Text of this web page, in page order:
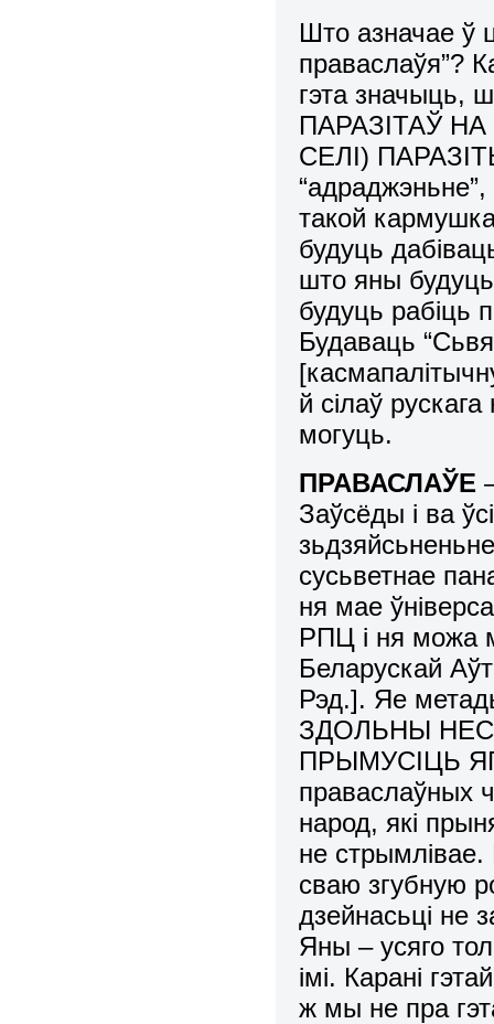
Што азначае ў
праваслаўя”?
гэта
ПАРАЗІТАЎ
СЕЛІ)
такой
будуць
што яны
будуць рабіць
Будаваць
й сілаў
могуць.
ПРАВАСЛАЎЕ
Заўсёды і ва
сусьветнае
ня мае
РПЦ і ня можа
Беларускай
Рэд.]. Яе
ЗДОЛЬНЫ
ПРЫМУСІЦЬ
праваслаўных
народ, які
не
сваю згубную
дзейнасьці не
Яны – усяго
імі. Карані
ж мы не пра